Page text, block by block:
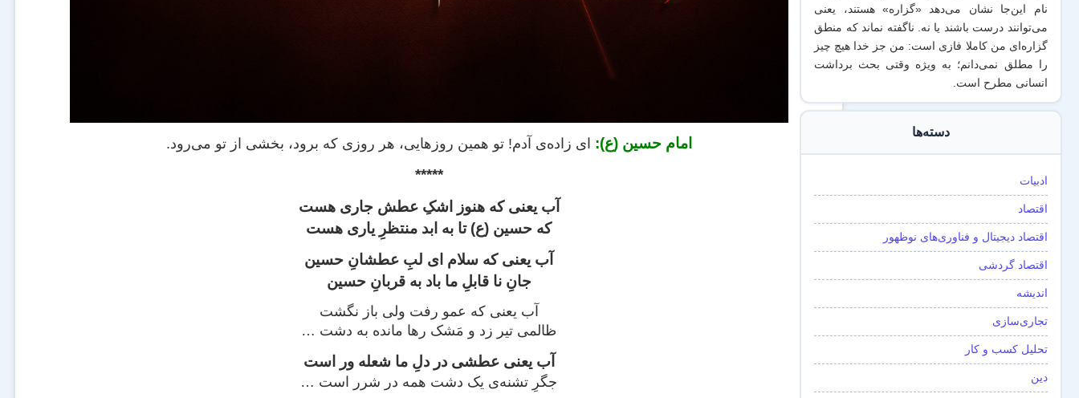
امام حسین (ع): اى زاده‌ی آدم! تو همین روزهایى، هر روزى که برود، بخشى از تو مى‌رود.
*****
آب یعنی که هنوز اشکِ عطش جاری هست
که حسین (ع) تا به ابد منتظرِ یاری هست
آب یعنی که سلام ای لبِ عطشانِ حسین
جانِ نا قابلِ ما باد به قربانِ حسین
آب یعنی که عمو رفت ولی باز نگشت
ظالمی تیر زد و مَشک رها مانده به دشت …
آب یعنی عطشی در دلِ ما شعله ور است
جگرِ تشنه‌ی یک دشت همه در شرر است …
نام این‌جا نشان می‌دهد «گزاره‌» هستند، یعنی
می‌توانند درست باشند یا نه. ناگفته نماند که منطق
گزاره‌ای من کاملا فازی است: من جز خدا هیچ چیز
را مطلق نمی‌دانم؛ به ویژه وقتی بحث برداشت
انسانی مطرح است.
دسته‌ها
ادبیات
اقتصاد
اقتصاد دیجیتال و فناوری‌های نوظهور
اقتصاد گردشی
اندیشه
تجاری‌سازی
تحلیل کسب و کار
دین